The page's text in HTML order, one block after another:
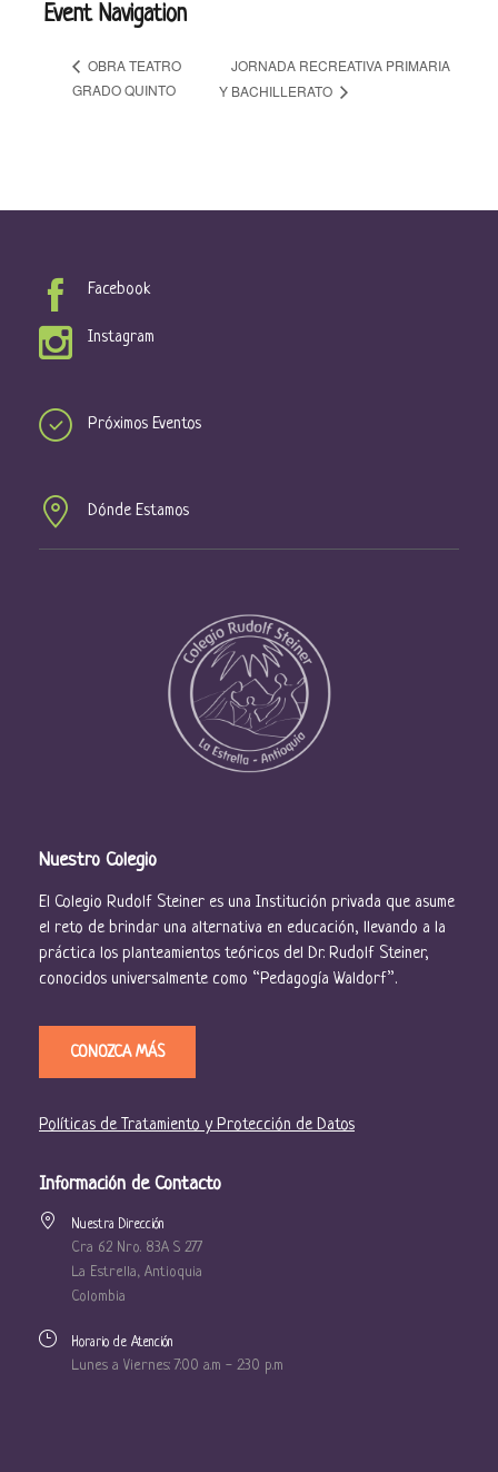
Event Navigation
OBRA TEATRO
GRADO QUINTO
JORNADA RECREATIVA PRIMARIA
Y BACHILLERATO
Facebook
Instagram
Próximos Eventos
Dónde Estamos
Nuestro Colegio
El Colegio Rudolf Steiner es una Institución privada que asume
el reto de brindar una alternativa en educación, llevando a la
práctica los planteamientos teóricos del Dr. Rudolf Steiner,
conocidos universalmente como “Pedagogía Waldorf”.
CONOZCA MÁS
Políticas de Tratamiento y Protección de Datos
Información de Contacto
Nuestra Dirección
Cra 62 Nro. 83A S 277
La Estrella, Antioquia
Colombia
Horario de Atención
Lunes a Viernes: 7:00 a.m - 2:30 p.m